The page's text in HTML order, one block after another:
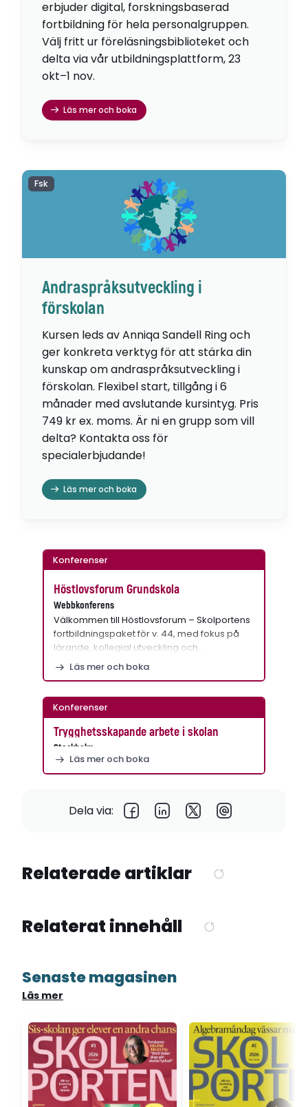
erbjuder digital, forskningsbaserad
fortbildning för hela personalgruppen.
Välj fritt ur föreläsningsbiblioteket och
delta via vår utbildningsplattform, 23
okt–1 nov.
Läs mer och boka
Andraspråksutveckling i
förskolan
Kursen leds av Anniqa Sandell Ring och
ger konkreta verktyg för att stärka din
kunskap om andraspråksutveckling i
förskolan. Flexibel start, tillgång i 6
månader med avslutande kursintyg. Pris
749 kr ex. moms. Är ni en grupp som vill
delta? Kontakta oss för
specialerbjudande!
Läs mer och boka
Fsk
Konferenser
Höstlovsforum Grundskola
Webbkonferens
Välkommen till Höstlovsforum – Skolportens
fortbildningspaket för v. 44, med fokus på
lärande, kollegial utveckling och…
Läs mer och boka
Konferenser
Trygghetsskapande arbete i skolan
Stockholm
Läs mer och boka
Dela via:
Relaterade artiklar
Relaterat innehåll
Senaste magasinen
Läs mer